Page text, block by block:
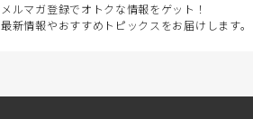
メルマガ登録でオトクな情報をゲット！
最新情報やおすすめトピックスをお届けします。